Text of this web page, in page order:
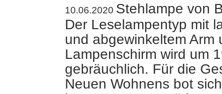
10.06.2020 Stehlampe von
Der Leselampentyp mit
und abgewinkeltem Arm
Lampenschirm wird um
gebräuchlich. Für die
Neuen Wohnens bot